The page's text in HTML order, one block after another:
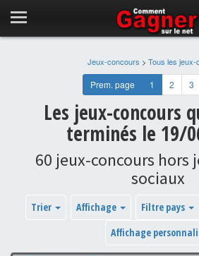
Jeux-concours > Tous les jeux-
Prem. page 1 2 3
Les jeux-concours
terminés le 19/
60 jeux-concours hors
sociaux
Trier Affichage Filtre pays
Affichage